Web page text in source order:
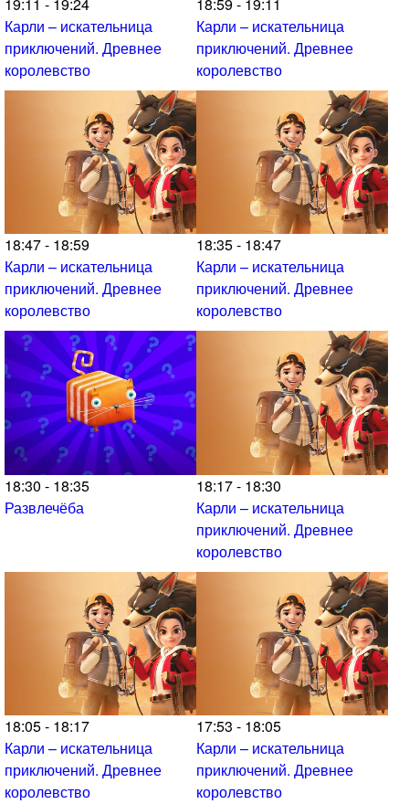
Карли – искательница
приключений. Древнее
королевство
Карли – искательница
приключений. Древнее
королевство
18:47 - 18:59
Карли – искательница
приключений. Древнее
королевство
18:35 - 18:47
Карли – искательница
приключений. Древнее
королевство
18:30 - 18:35
Развлечёба
18:17 - 18:30
Карли – искательница
приключений. Древнее
королевство
18:05 - 18:17
Карли – искательница
приключений. Древнее
королевство
17:53 - 18:05
Карли – искательница
приключений. Древнее
королевство